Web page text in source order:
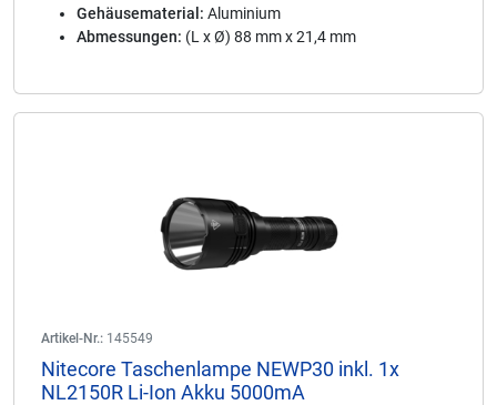
Gehäusematerial: Aluminium
Abmessungen: (L x Ø) 88 mm x 21,4 mm
Artikel-Nr.: 145549
Nitecore Taschenlampe NEWP30 inkl. 1x
NL2150R Li-Ion Akku 5000mA